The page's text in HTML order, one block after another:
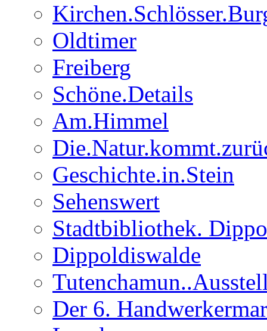
Oldtimer
Freiberg
Schöne.Details
Am.Himmel
Geschichte.in.Stein
Sehenswert
Stadtbibliothek.
Dippoldiswalde
Der 6.